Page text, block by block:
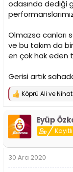
odasında dediği
Olmazsa canları
ve bu takım da
en çok hak eden
Gerisi artık
T
p
k
i
l
:
Köprü Ali ve
Eyüp
30 Ara 2020